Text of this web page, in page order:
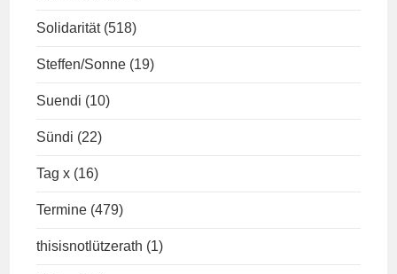
Solidarität (518)
Steffen/Sonne (19)
Suendi (10)
Sündi (22)
Tag x (16)
Termine (479)
thisisnotlützerath (1)